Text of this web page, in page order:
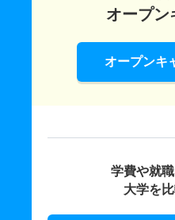
オープン
オープンキ
学費や就
大学を